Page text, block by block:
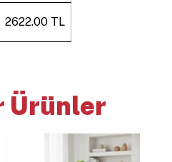
2622.00 TL
Ürünler